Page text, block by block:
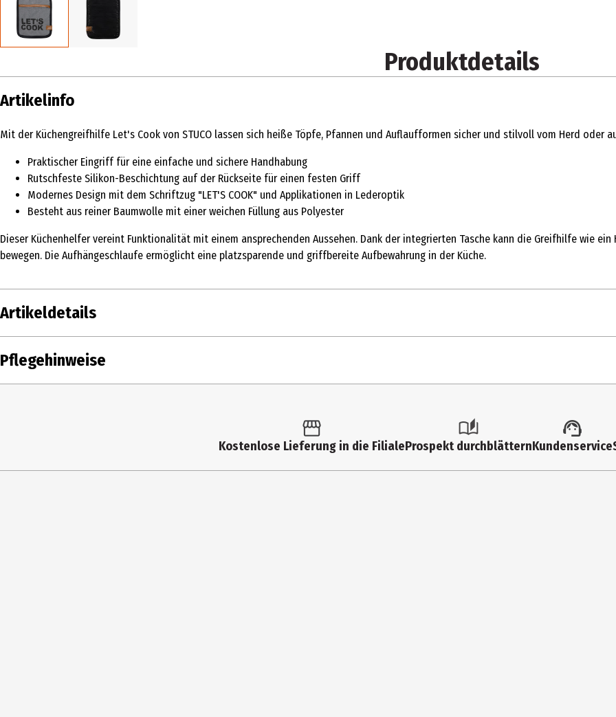
Produktdetails
Artikelinfo
Mit der Küchengreifhilfe Let's Cook von STUCO lassen sich heiße Töpfe, Pfannen und Auflaufformen sicher und stilvoll vom Herd oder
Praktischer Eingriff für eine einfache und sichere Handhabung
Rutschfeste Silikon-Beschichtung auf der Rückseite für einen festen Griff
Modernes Design mit dem Schriftzug "LET'S COOK" und Applikationen in Lederoptik
Besteht aus reiner Baumwolle mit einer weichen Füllung aus Polyester
Dieser Küchenhelfer vereint Funktionalität mit einem ansprechenden Aussehen. Dank der integrierten Tasche kann die Greifhilfe wie
bewegen. Die Aufhängeschlaufe ermöglicht eine platzsparende und griffbereite Aufbewahrung in der Küche.
Artikeldetails
Inhalt
Produkttyp Topflappen & -handschuhe
Pflegehinweise
Kostenlose Lieferung in die FilialeProspekt durchblätternKundenservice